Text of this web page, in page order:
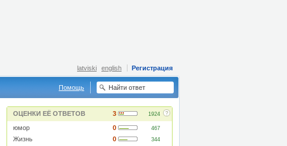
Регистрация
latviski english
Помощь
ОЦЕНКИ ЕЁ ОТВЕТОВ 3 1924 ?
юмор 0 467
Жизнь 0 344